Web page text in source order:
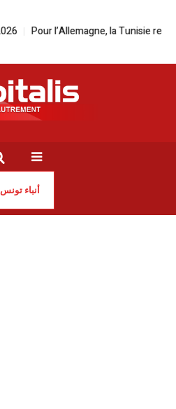
Pour l’Allemagne, la Tunisie reste
أنباء تونس